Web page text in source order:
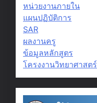
หน่วยงานภายใน
แผนปฏิบัติการ
SAR
ผลงานครู
ข้อมูลหลักสูตร
โครงงานวิทยาศาสตร์